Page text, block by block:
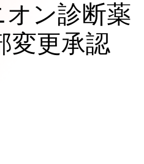
ン診断薬
変更承認